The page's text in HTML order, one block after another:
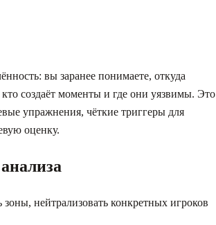
вы заранее понимаете, откуда
создаёт моменты и где они уязвимы. Это
упражнения, чёткие триггеры для
оценку.
нейтрализовать конкретных игроков